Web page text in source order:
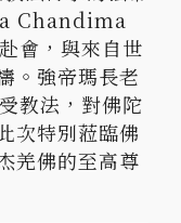
Chandima
會，與來自世
。強帝瑪長老
教法，對佛陀
次特別蒞臨佛
羌佛的至高尊